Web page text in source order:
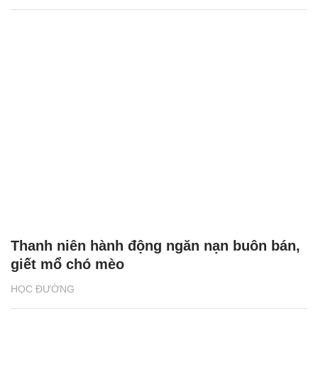
HỌC ĐƯỜNG
Thanh niên hành động ngăn nạn buôn bán,
giết mổ chó mèo